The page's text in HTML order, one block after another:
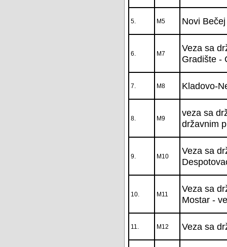
5. M5 Novi
6. M7
Veza sa
Gradište -
7. M8 Kladovo-
8. M9
veza sa
državnim
9. M10
Veza sa
10. M11
Veza sa
Mostar -
11. M12 Veza sa